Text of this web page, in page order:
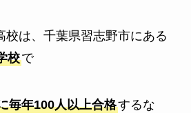
校は、千葉県習志野市にある
校で
毎年100人以上合格するな